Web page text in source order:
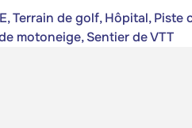
Terrain de golf, Hôpital, Piste
motoneige, Sentier de VTT